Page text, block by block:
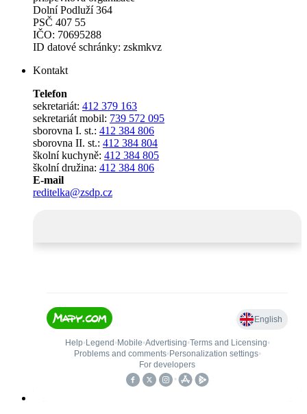
Dolní Podluží 364
PSČ 407 55
IČO: 70695288
ID datové schránky: zskmkvz
Kontakt
Telefon
sekretariát: 412 379 163
sekretariát mobil: 739 572 095
sborovna I. st.: 412 384 806
sborovna II. st.: 412 384 804
školní kuchyně: 412 384 805
školní družina: 412 384 806
E-mail
reditelka@zsdp.cz